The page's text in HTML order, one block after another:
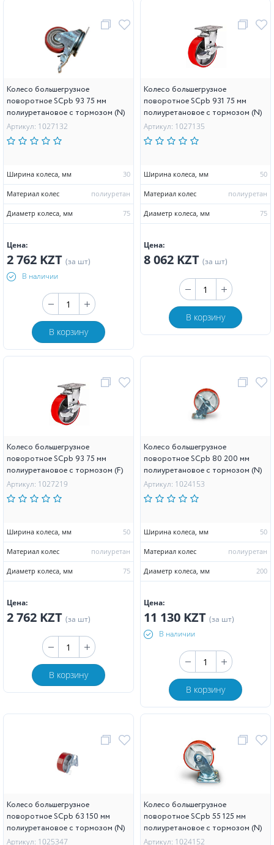
Колесо большегрузное
поворотное SCpb 93 75 мм
полиуретановое с тормозом (N)
Артикул: 1027132
Ширина колеса, мм 30
Материал колес полиуретан
Диаметр колеса, мм 75
Цена:
2 762 KZT (за шт)
В наличии
В корзину
Колесо большегрузное
поворотное SCpb 931 75 мм
полиуретановое с тормозом (N)
Артикул: 1027135
Ширина колеса, мм 50
Материал колес полиуретан
Диаметр колеса, мм 75
Цена:
8 062 KZT (за шт)
В корзину
Колесо большегрузное
поворотное SCpb 93 75 мм
полиуретановое с тормозом (F)
Артикул: 1027219
Ширина колеса, мм 50
Материал колес полиуретан
Диаметр колеса, мм 75
Цена:
2 762 KZT (за шт)
В корзину
Колесо большегрузное
поворотное SCpb 80 200 мм
полиуретановое с тормозом (N)
Артикул: 1024153
Ширина колеса, мм 50
Материал колес полиуретан
Диаметр колеса, мм 200
Цена:
11 130 KZT (за шт)
В наличии
В корзину
Колесо большегрузное
поворотное SCpb 63 150 мм
полиуретановое с тормозом (N)
Артикул: 1025347
Колесо большегрузное
поворотное SCpb 55 125 мм
полиуретановое с тормозом (N)
Артикул: 1024152